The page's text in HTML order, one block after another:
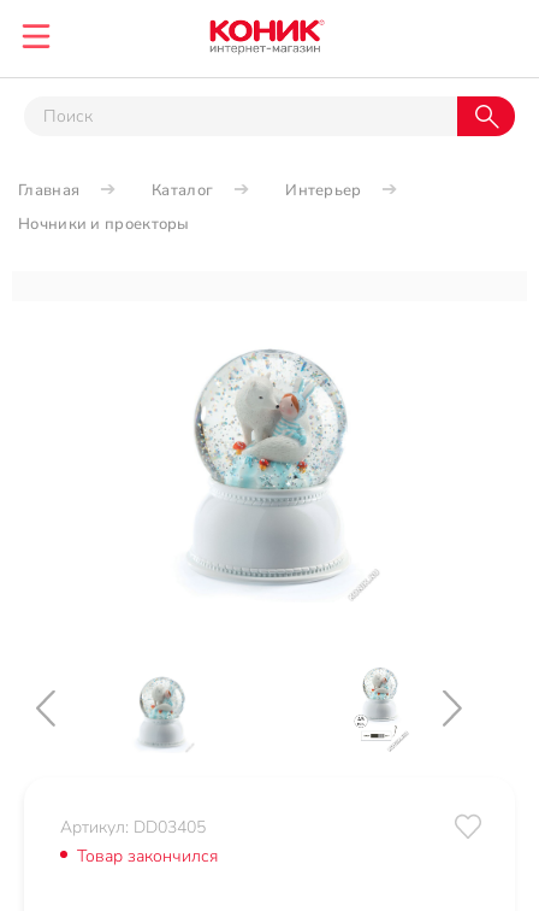
Главная Каталог
Интерьер
Ночники и проекторы
Артикул: DD03405
Товар закончился